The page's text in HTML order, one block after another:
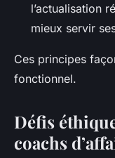
l’actualisation
mieux servir
Ces principes
fonctionnel.
Défis
coachs